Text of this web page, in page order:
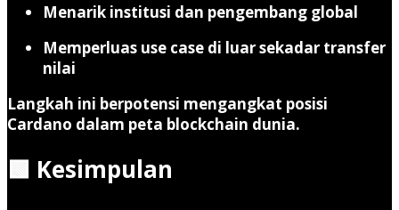
Menarik institusi dan pengembang global
Memperluas use case di luar sekadar transfer
nilai
Langkah ini berpotensi mengangkat posisi
Cardano dalam peta blockchain dunia.
🟩 Kesimpulan